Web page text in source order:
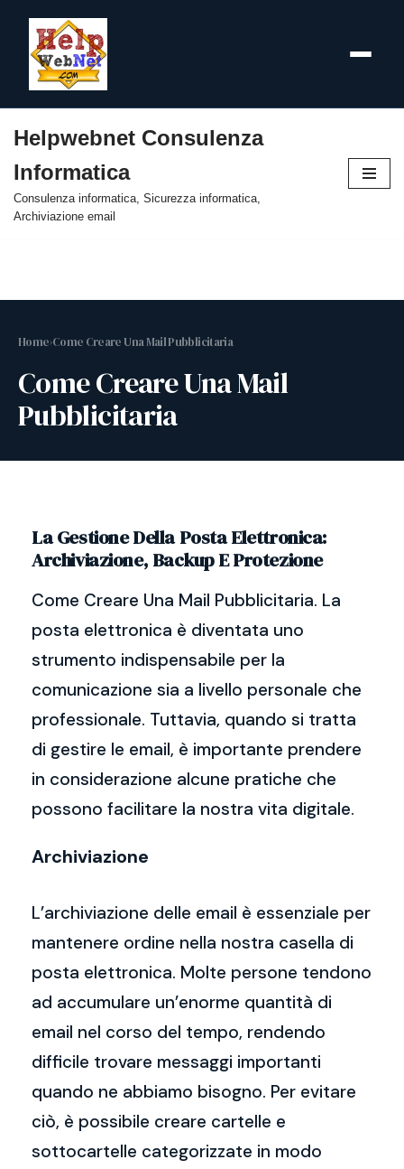
al
contenuto
Helpwebnet Consulenza
Informatica
Consulenza informatica, Sicurezza informatica,
Archiviazione email
Home›Come Creare Una Mail Pubblicitaria
Come Creare Una Mail
Pubblicitaria
La Gestione Della Posta Elettronica:
Archiviazione, Backup E Protezione
Come Creare Una Mail Pubblicitaria. La
posta elettronica è diventata uno
strumento indispensabile per la
comunicazione sia a livello personale che
professionale. Tuttavia, quando si tratta
di gestire le email, è importante prendere
in considerazione alcune pratiche che
possono facilitare la nostra vita digitale.
Archiviazione
L’archiviazione delle email è essenziale per
mantenere ordine nella nostra casella di
posta elettronica. Molte persone tendono
ad accumulare un’enorme quantità di
email nel corso del tempo, rendendo
difficile trovare messaggi importanti
quando ne abbiamo bisogno. Per evitare
ciò, è possibile creare cartelle e
sottocartelle categorizzate in modo